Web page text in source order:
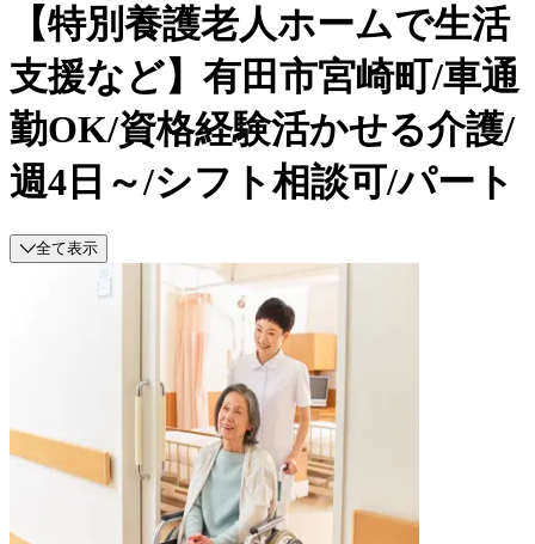
【特別養護老人ホームで生活
支援など】有田市宮崎町/車通
勤OK/資格経験活かせる介護/
週4日～/シフト相談可/パート
全て表示